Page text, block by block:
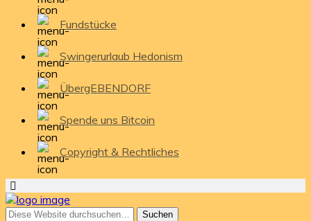
Fundstücke
Swingerurlaub Hedonism
ÜbergEBENDORF
Spende uns Bitcoin
Copyright & Rechtliches